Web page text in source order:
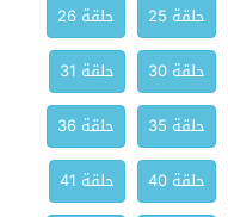
حلقة 25
حلقة 26
حلقة 30
حلقة 31
حلقة 35
حلقة 36
حلقة 40
حلقة 41